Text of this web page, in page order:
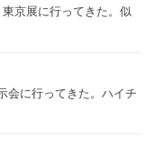
京展に行ってきた。似
に行ってきた。ハイチ